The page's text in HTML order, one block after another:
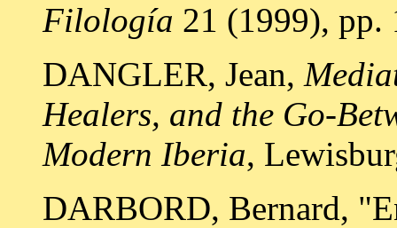
Filología 21 (1999), pp.
DANGLER, Jean,
Healers, and the Go-
Modern Iberia,
DARBORD, Bernard,